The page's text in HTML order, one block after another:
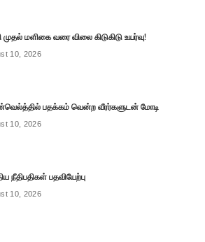
முதல் மளிகை வரை விலை கிடுகிடு உயர்வு!
10, 2026
பதக்கம் வென்ற வீரர்களுடன் மோடி
10, 2026
நீதிபதிகள் பதவியேற்பு
10, 2026